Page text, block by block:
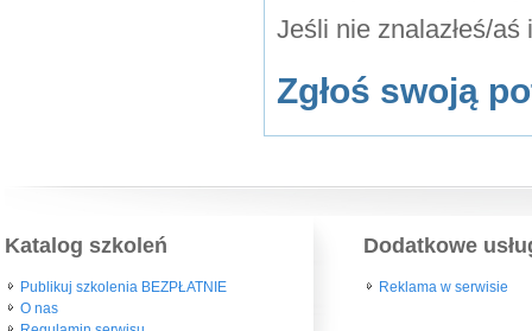
Jeśli nie znalazłeś/
Zgłoś swoją
Katalog szkoleń
Publikuj szkolenia BEZPŁATNIE
O nas
Dodatkowe
Reklama w serwisie